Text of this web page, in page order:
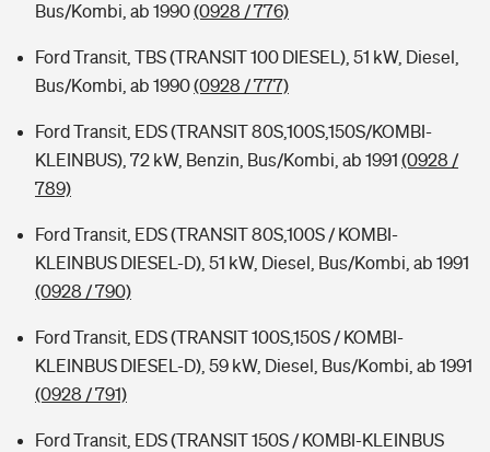
Bus/Kombi, ab 1990(0928 / 776)
Ford Transit, TBS (TRANSIT 100 DIESEL), 51 kW, Diesel,
Bus/Kombi, ab 1990(0928 / 777)
Ford Transit, EDS (TRANSIT 80S,100S,150S/KOMBI-
KLEINBUS), 72 kW, Benzin, Bus/Kombi, ab 1991 (0928 /
789)
Ford Transit, EDS (TRANSIT 80S,100S / KOMBI-
KLEINBUS DIESEL-D), 51 kW, Diesel, Bus/Kombi, ab 1991
(0928 / 790)
Ford Transit, EDS (TRANSIT 100S,150S / KOMBI-
KLEINBUS DIESEL-D), 59 kW, Diesel, Bus/Kombi, ab 1991
(0928 / 791)
Ford Transit, EDS (TRANSIT 150S / KOMBI-KLEINBUS